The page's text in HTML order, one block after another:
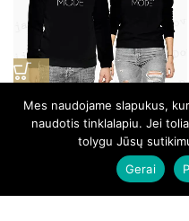
DŽEMPERIAI POROMS
„BEAUTY MODE – BEAST
MODE“
€ 28,00
Mes naudojame slapukus,
naudotis tinklalapiu. Jei
tolygu Jūsų
Gerai